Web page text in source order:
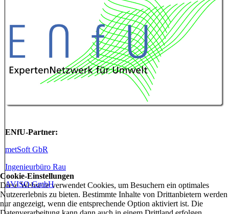
ENfU-Partner:
metSoft GbR
Ingenieurbüro Rau
AVISO GmbH
Cookie-Einstellungen
Diese Webseite verwendet Cookies, um Besuchern ein optimales
Nutzererlebnis zu bieten. Bestimmte Inhalte von Drittanbietern werden
nur angezeigt, wenn die entsprechende Option aktiviert ist. Die